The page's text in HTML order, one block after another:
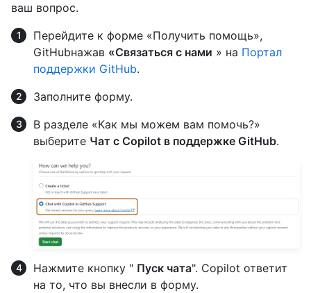
ваш вопрос.
Перейдите к форме «Получить помощь»,
GitHubнажав «Связаться с нами » на Портал
поддержки GitHub.
Заполните форму.
В разделе «Как мы можем вам помочь?»
выберите Чат с Copilot в поддержке GitHub.
Нажмите кнопку " Пуск чата". Copilot ответит
на то, что вы внесли в форму.